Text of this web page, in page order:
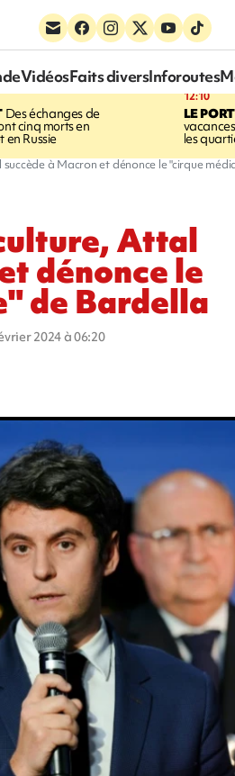
VidéosFaits diversInforoutes
Des échanges de
cinq morts en
en Russie
12:10
LE PORT
les
à Macron et dénonce le "cirque
Attal
dénonce le
de Bardella
2024 à 06:20